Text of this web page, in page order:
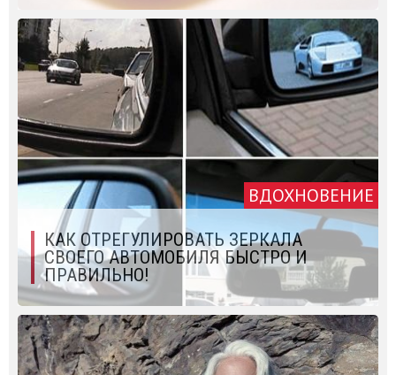
ВДОХНОВЕНИЕ
КАК ОТРЕГУЛИРОВАТЬ ЗЕРКАЛА
СВОЕГО АВТОМОБИЛЯ БЫСТРО И
ПРАВИЛЬНО!